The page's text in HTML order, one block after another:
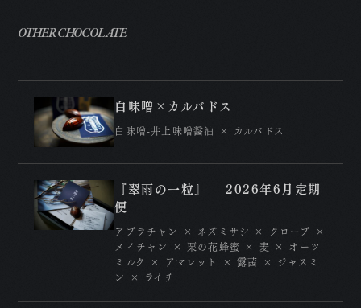
OTHER CHOCOLATE
白味噌×カルバドス
白味噌-井上味噌醤油 × カルバドス
『翠雨の一粒』 – 2026年6月定期
便
アブラチャン × ネズミサシ × クローブ ×
メイチャン × 栗の花蜂蜜 × 麦 × オーツ
ミルク × アマレット × 露茜 × ジャスミ
ン × ライチ